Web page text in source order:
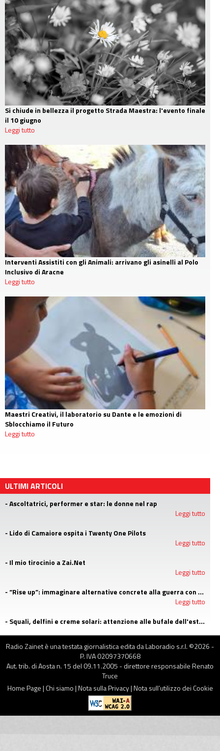
Si chiude in bellezza il progetto Strada Maestra: l'evento finale
il 10 giugno
Leggi tutto
Interventi Assistiti con gli Animali: arrivano gli asinelli al Polo
Inclusivo di Aracne
Leggi tutto
Maestri Creativi, il laboratorio su Dante e le emozioni di
Sblocchiamo il Futuro
Leggi tutto
ULTIMI ARTICOLI
- Ascoltatrici, performer e star: le donne nel rap
Leggi tutto
- Lido di Camaiore ospita i Twenty One Pilots
Leggi tutto
- Il mio tirocinio a Zai.Net
Leggi tutto
- “Rise up”: immaginare alternative concrete alla guerra con i campi estivi di Emergency
Leggi tutto
- Squali, delfini e creme solari: attenzione alle bufale dell'estate
Radio Zainet è una testata giornalistica edita da Laboradio s.r.l. ©2026 -
P. IVA 02097370668
Aut. trib. di Aosta n. 15 del 09.11.2005 - direttore responsabile Renato
Truce
Home Page|Chi siamo|Nota sulla Privacy|Nota sull’utilizzo dei Cookie